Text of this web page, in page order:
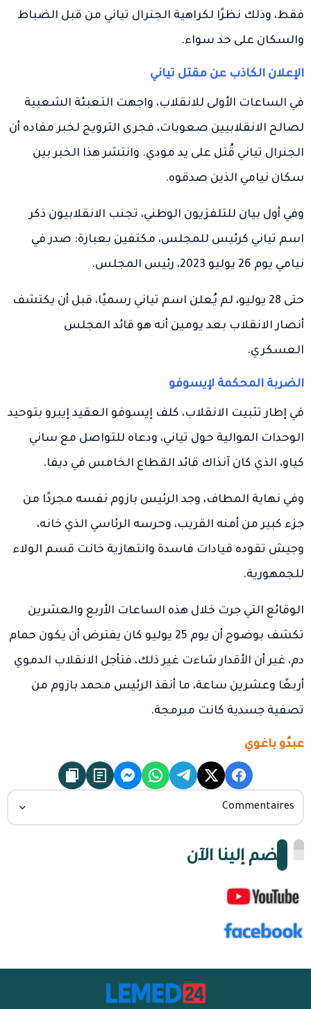
فقط، وذلك نظرًا لكراهية الجنرال تياني من قبل الضباط
والسكان على حد سواء.
الإعلان الكاذب عن مقتل تياني
في الساعات الأولى للانقلاب، واجهت التعبئة الشعبية
لصالح الانقلابيين صعوبات، فجرى الترويج لخبر مفاده أن
الجنرال تياني قُتل على يد مودي. وانتشر هذا الخبر بين
سكان نيامي الذين صدقوه.
وفي أول بيان للتلفزيون الوطني، تجنب الانقلابيون ذكر
اسم تياني كرئيس للمجلس، مكتفين بعبارة: صدر في
نيامي يوم 26 يوليو 2023، رئيس المجلس.
حتى 28 يوليو، لم يُعلن اسم تياني رسميًا، قبل أن يكتشف
أنصار الانقلاب بعد يومين أنه هو قائد المجلس
العسكري.
الضربة المحكمة لإيسوفو
في إطار تثبيت الانقلاب، كلف إيسوفو العقيد إيبرو بتوحيد
الوحدات الموالية حول تياني، ودعاه للتواصل مع ساني
كياو، الذي كان آنذاك قائد القطاع الخامس في ديفا.
وفي نهاية المطاف، وجد الرئيس بازوم نفسه مجردًا من
جزء كبير من أمنه القريب، وحرسه الرئاسي الذي خانه،
وجيش تقوده قيادات فاسدة وانتهازية خانت قسم الولاء
للجمهورية.
الوقائع التي جرت خلال هذه الساعات الأربع والعشرين
تكشف بوضوح أن يوم 25 يوليو كان يفترض أن يكون حمام
دم، غير أن الأقدار شاءت غير ذلك، فتأجل الانقلاب الدموي
أربعًا وعشرين ساعة، ما أنقذ الرئيس محمد بازوم من
تصفية جسدية كانت مبرمجة.
عبدُو باغوي
Commentaires
انضم إلينا الآن